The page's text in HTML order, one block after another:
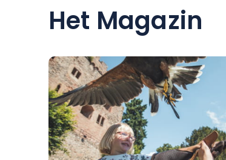
Het Magazin